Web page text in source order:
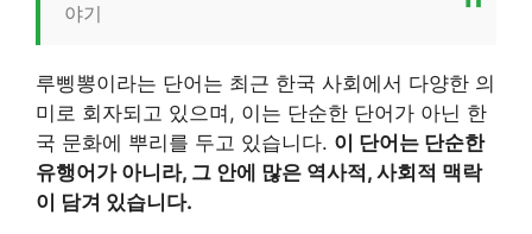
야기
루삥뽕이라는 단어는 최근 한국 사회에서 다양한 의
미로 회자되고 있으며, 이는 단순한 단어가 아닌 한
국 문화에 뿌리를 두고 있습니다. 이 단어는 단순한
유행어가 아니라, 그 안에 많은 역사적, 사회적 맥락
이 담겨 있습니다.